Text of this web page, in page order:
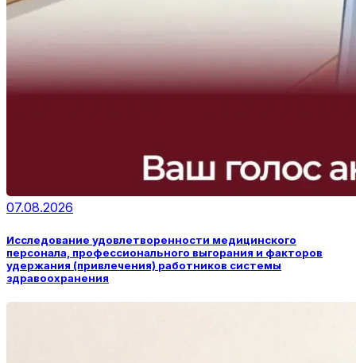
07.08.2026
Исследование удовлетворенности медицинского
персонала, профессионального выгорания и факторов
удержания (привлечения) работников системы
здравоохранения